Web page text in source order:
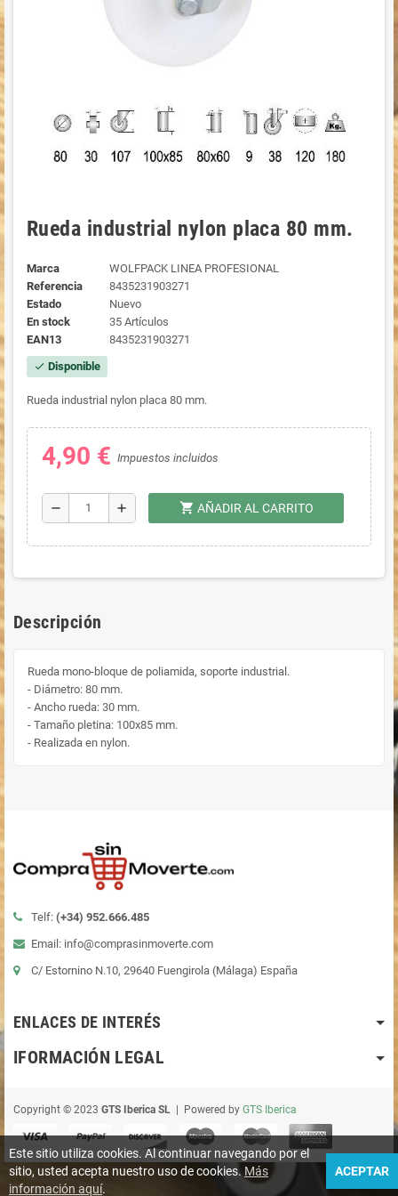
Rueda industrial nylon placa 80 mm.
Marca
WOLFPACK LINEA PROFESIONAL
Referencia
8435231903271
Estado
Nuevo
En stock
35 Artículos
EAN13
8435231903271
check Disponible
Rueda industrial nylon placa 80 mm.
4,90 € Impuestos incluidos
remove add shopping_cart AÑADIR AL CARRITO
Descripción
Rueda mono-bloque de poliamida, soporte industrial.
- Diámetro: 80 mm.
- Ancho rueda: 30 mm.
- Tamaño pletina: 100x85 mm.
- Realizada en nylon.
Telf: (+34) 952.666.485
Email: info@comprasinmoverte.com
C/ Estornino N.10, 29640 Fuengirola (Málaga) España
ENLACES DE INTERÉS
IFORMACIÓN LEGAL
Copyright © 2023 GTS Iberica SL | Powered by GTS Iberica
Este sitio utiliza cookies. Al continuar navegando por el
sitio, usted acepta nuestro uso de cookies. Más
información aquí.
ACEPTAR